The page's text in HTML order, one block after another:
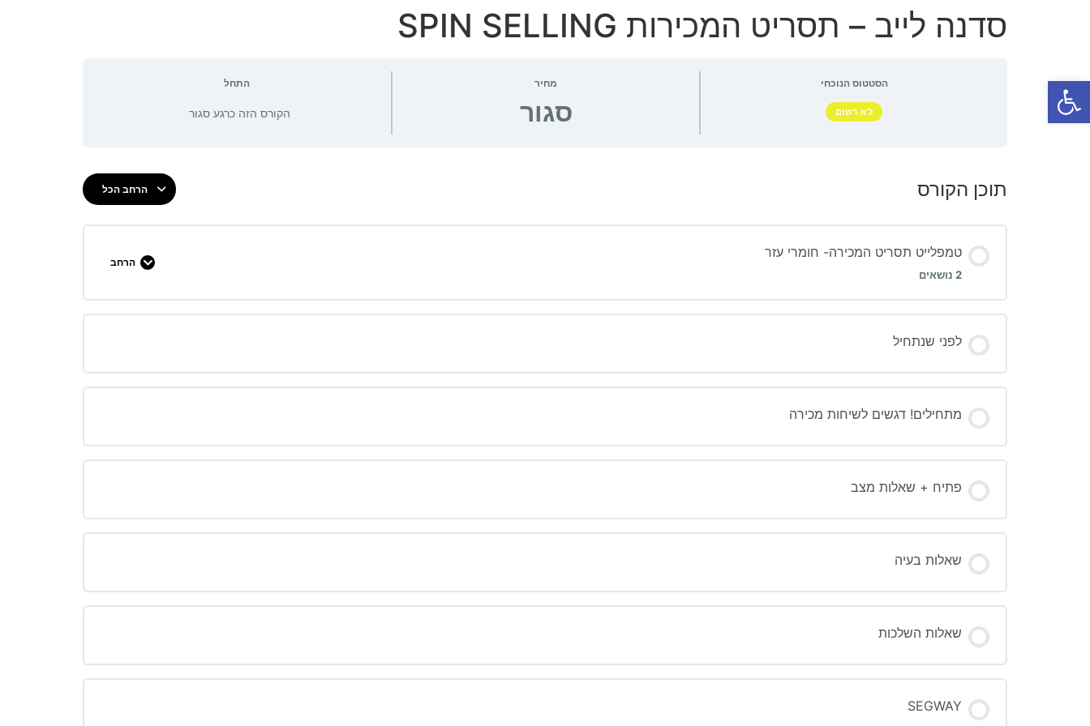
פתח סרגל נגישות
סדנה לייב – תסריט המכירות SPIN SELLING
הסטטוס הנוכחי
לא רשום
מחיר
סגור
התחל
הקורס הזה כרגע סגור
תוכן הקורס הרחב הכל
טמפלייט תסריט המכירה- חומרי עזר
2 נושאים
הרחב
לפני שנתחיל
מתחילים! דגשים לשיחות מכירה
פתיח + שאלות מצב
שאלות בעיה
שאלות השלכות
SEGWAY